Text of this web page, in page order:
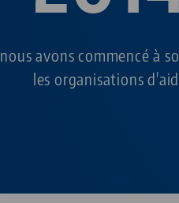
nous avons commencé à
les organisations